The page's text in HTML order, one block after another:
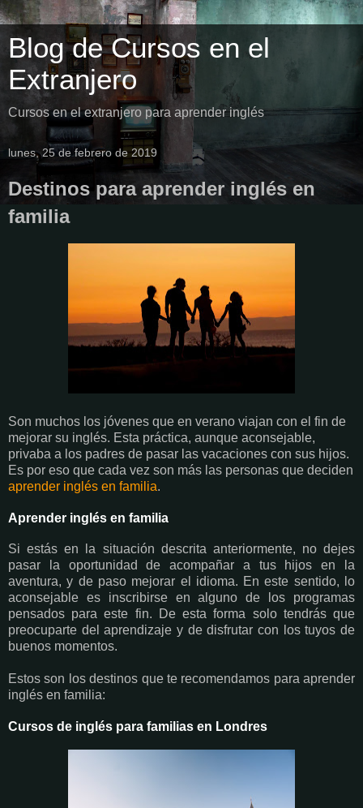
Blog de Cursos en el
Extranjero
Cursos en el extranjero para aprender inglés
lunes, 25 de febrero de 2019
Destinos para aprender inglés en
familia
Son muchos los jóvenes que en verano viajan con el fin de
mejorar su inglés. Esta práctica, aunque aconsejable,
privaba a los padres de pasar las vacaciones con sus hijos.
Es por eso que cada vez son más las personas que deciden
aprender inglés en familia.
Aprender inglés en familia
Si estás en la situación descrita anteriormente, no dejes
pasar la oportunidad de acompañar a tus hijos en la
aventura, y de paso mejorar el idioma. En este sentido, lo
aconsejable es inscribirse en alguno de los programas
pensados para este fin. De esta forma solo tendrás que
preocuparte del aprendizaje y de disfrutar con los tuyos de
buenos momentos.
Estos son los destinos que te recomendamos para aprender
inglés en familia:
Cursos de inglés para familias en Londres